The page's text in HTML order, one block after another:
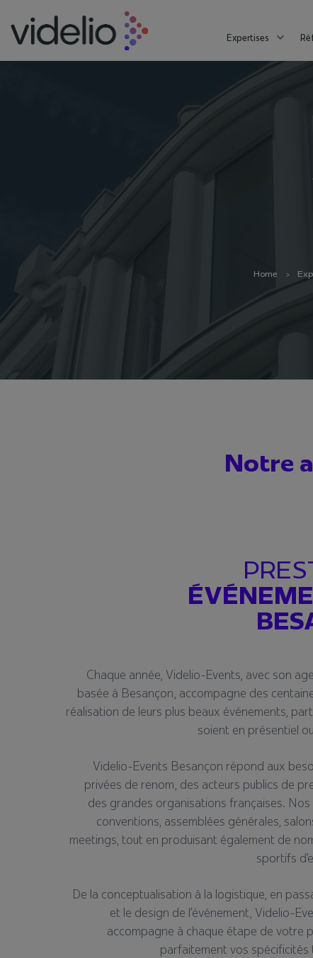
Expertises
Home
Notre
Chaque année, Videlio-Events, avec son
basée à Besançon, accompagne des
réalisation de leurs plus beaux événements,
soient en présentiel
Videlio-Events Besançon répond aux
privées de renom, des acteurs publics de
des grandes organisations françaises.
conventions, assemblées générales,
meetings, tout en produisant également de
sportifs
De la conceptualisation à la logistique, en
et le design de l’événement, Videlio-
accompagne à chaque étape de votre
parfaitement vos spécificités